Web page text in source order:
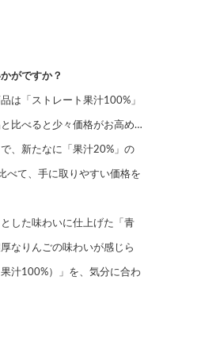
がですか？
は「ストレート果汁100%」
比べると少々価格がお高め…
、新たなに「果汁20%」の
べて、手に取りやすい価格を
した味わいに仕上げた「青
なりんごの味わいが感じら
汁100%）」を、気分に合わ